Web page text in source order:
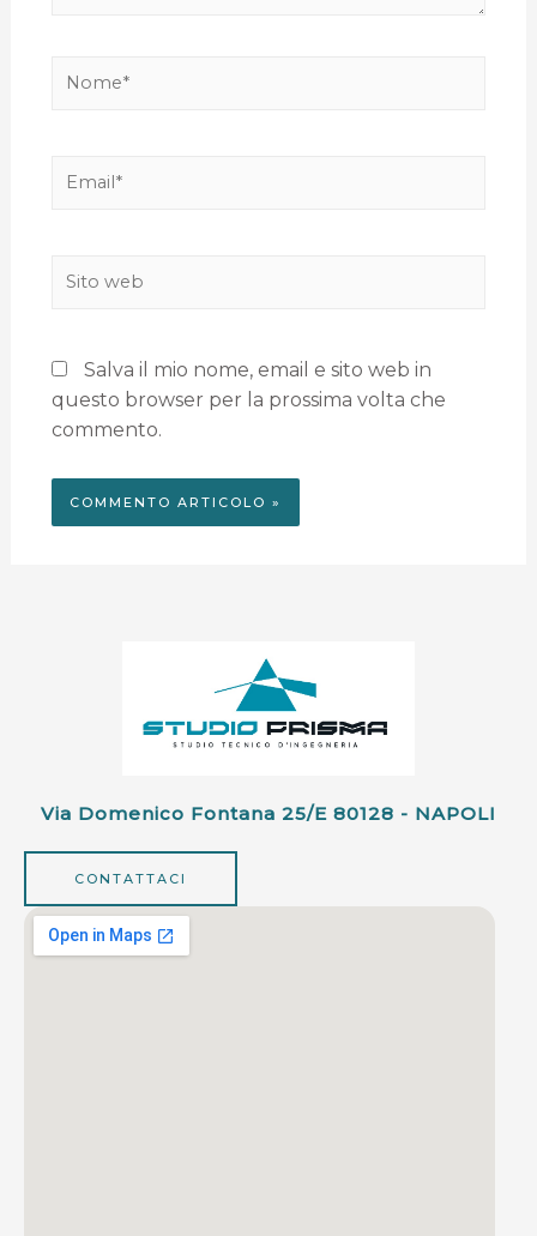
Salva il mio nome, email e sito web in
questo browser per la prossima volta che
commento.
Via Domenico Fontana 25/e 80128 - NAPOLI
CONTATTACI